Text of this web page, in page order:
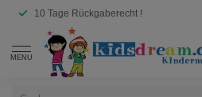
10 Tage Rückgaberecht !
MENU